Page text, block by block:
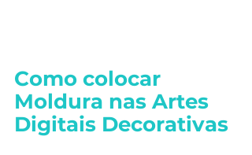
Como colocar
Moldura nas Artes
Digitais Decorativas